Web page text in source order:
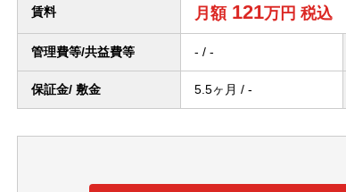
賃料 月額121万円 税込
管理費等/共益費等 - / -
保証金/ 敷金 5.5ヶ月 / -